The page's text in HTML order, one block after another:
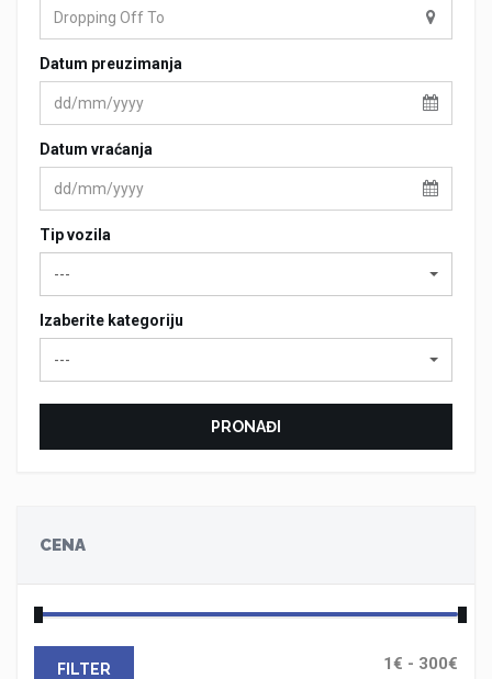
Datum preuzimanja
Datum vraćanja
Tip vozila
---
Izaberite kategoriju
---
PRONAĐI
CENA
FILTER